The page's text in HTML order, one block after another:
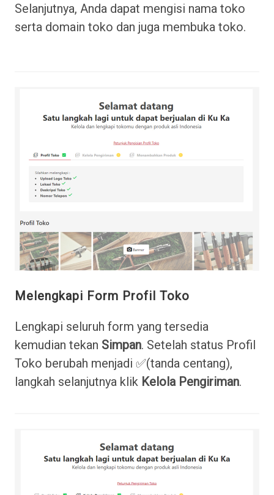
Selanjutnya, Anda dapat mengisi nama toko
serta domain toko dan juga membuka toko.
Melengkapi Form Profil Toko
Lengkapi seluruh form yang tersedia
kemudian tekan Simpan. Setelah status Profil
Toko berubah menjadi ✅(tanda centang),
langkah selanjutnya klik Kelola Pengiriman.